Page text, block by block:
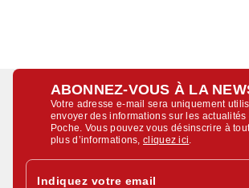
ABONNEZ-VOUS À LA
Votre adresse e-mail sera uniquement
envoyer des informations sur les actualités
Poche. Vous pouvez vous désinscrire à
plus d’informations,cliquez ici
Indiquez votre email